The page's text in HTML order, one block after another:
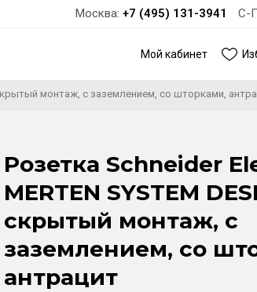
Москва: +7 (495) 131-3941 С-
Мой кабинет
скрытый монтаж, с заземлением, со шторками,
Розетка Schneider
MERTEN SYSTEM
скрытый монтаж, с
заземлением, со
антрацит